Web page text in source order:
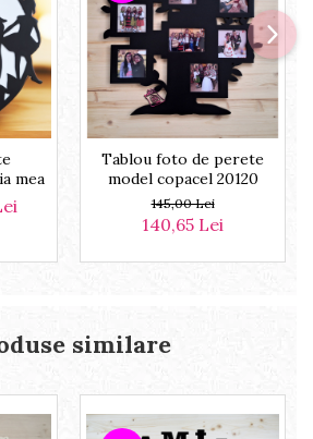
mea
Tablou foto de perete
model copacel 20120
145,00 Lei
140,65 Lei
similare